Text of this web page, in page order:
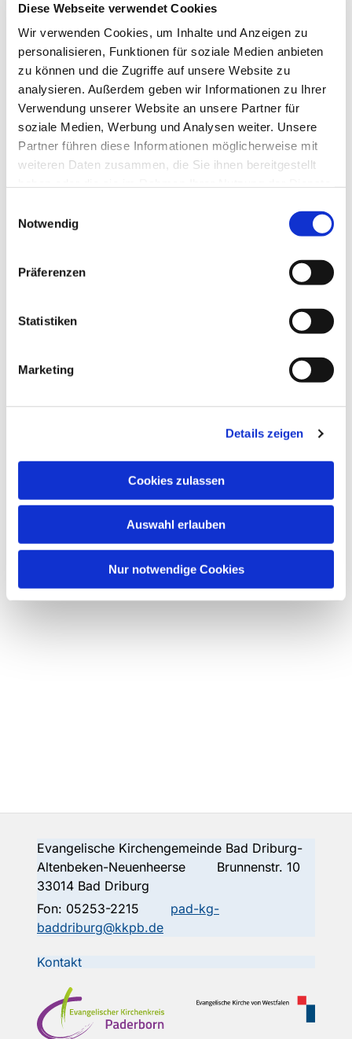
Diese Webseite verwendet Cookies
Wir verwenden Cookies, um Inhalte und Anzeigen zu
personalisieren, Funktionen für soziale Medien anbieten
zu können und die Zugriffe auf unsere Website zu
analysieren. Außerdem geben wir Informationen zu Ihrer
Verwendung unserer Website an unsere Partner für
soziale Medien, Werbung und Analysen weiter. Unsere
Partner führen diese Informationen möglicherweise mit
weiteren Daten zusammen, die Sie ihnen bereitgestellt
Notwendig
Präferenzen
Statistiken
Marketing
Details zeigen
Cookies zulassen
Auswahl erlauben
Nur notwendige Cookies
Evangelische Kirchengemeinde Bad Driburg-
Altenbeken-Neuenheerse Brunnenstr. 10
33014 Bad Driburg
Fon: 05253-2215
pad-kg-
baddriburg@kkpb.de
Kontakt